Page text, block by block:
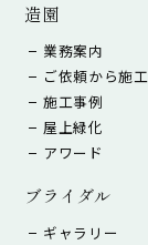
造園
業務案内
ご依頼から施
施工事例
屋上緑化
アワード
ブライダル
ギャラリー